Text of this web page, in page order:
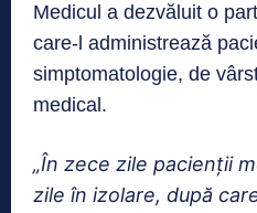
Medicul a dezvăluit o
care-l administrează
simptomatologie, de
medical.
„În zece zile pacienții
zile în izolare, după